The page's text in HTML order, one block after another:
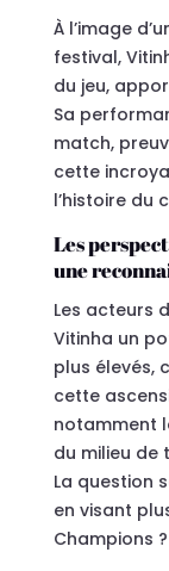
À l’image
festival,
du jeu,
Sa
match,
cette
l’histoire du
Les
une
Les acteurs
Vitinha un
plus élevés,
cette
notamment
du milieu de
La question
en visant
Champions ?